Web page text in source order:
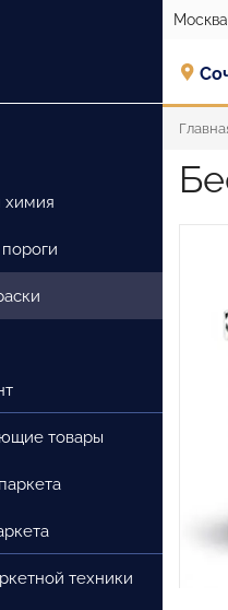
Москва
химия
товары
техники